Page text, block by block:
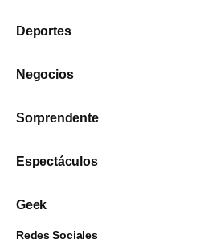
Deportes
Negocios
Sorprendente
Espectáculos
Geek
Redes Sociales